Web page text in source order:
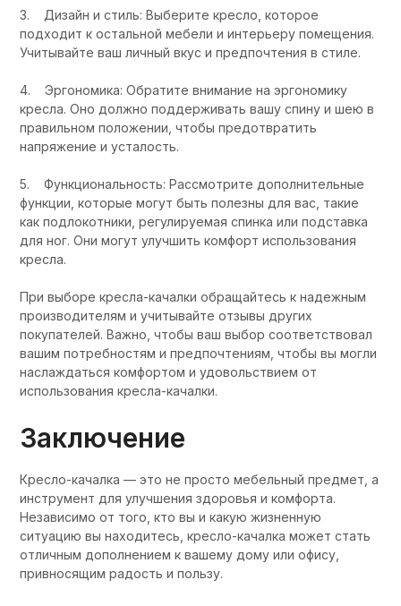
3. Дизайн и стиль: Выберите кресло, которое
подходит к остальной мебели и интерьеру помещения.
Учитывайте ваш личный вкус и предпочтения в стиле.
4. Эргономика: Обратите внимание на эргономику
кресла. Оно должно поддерживать вашу спину и шею в
правильном положении, чтобы предотвратить
напряжение и усталость.
5. Функциональность: Рассмотрите дополнительные
функции, которые могут быть полезны для вас, такие
как подлокотники, регулируемая спинка или подставка
для ног. Они могут улучшить комфорт использования
кресла.
При выборе кресла-качалки обращайтесь к надежным
производителям и учитывайте отзывы других
покупателей. Важно, чтобы ваш выбор соответствовал
вашим потребностям и предпочтениям, чтобы вы могли
наслаждаться комфортом и удовольствием от
использования кресла-качалки.
Заключение
Кресло-качалка — это не просто мебельный предмет, а
инструмент для улучшения здоровья и комфорта.
Независимо от того, кто вы и какую жизненную
ситуацию вы находитесь, кресло-качалка может стать
отличным дополнением к вашему дому или офису,
привносящим радость и пользу.